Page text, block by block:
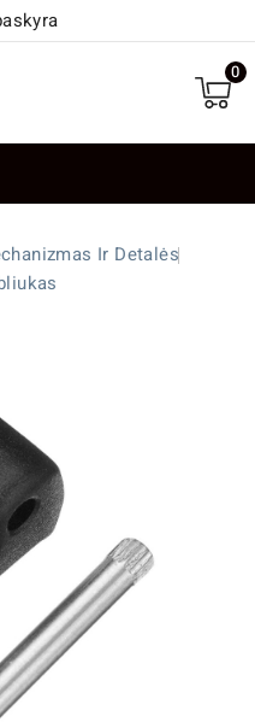
0
Ir Detalės